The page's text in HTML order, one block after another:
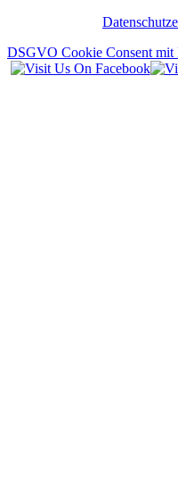
DSGVO Cookie Consent mit